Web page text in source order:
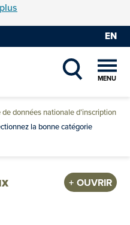
EN
MENU
de données nationale d’inscription
la bonne catégorie
OUVRIR